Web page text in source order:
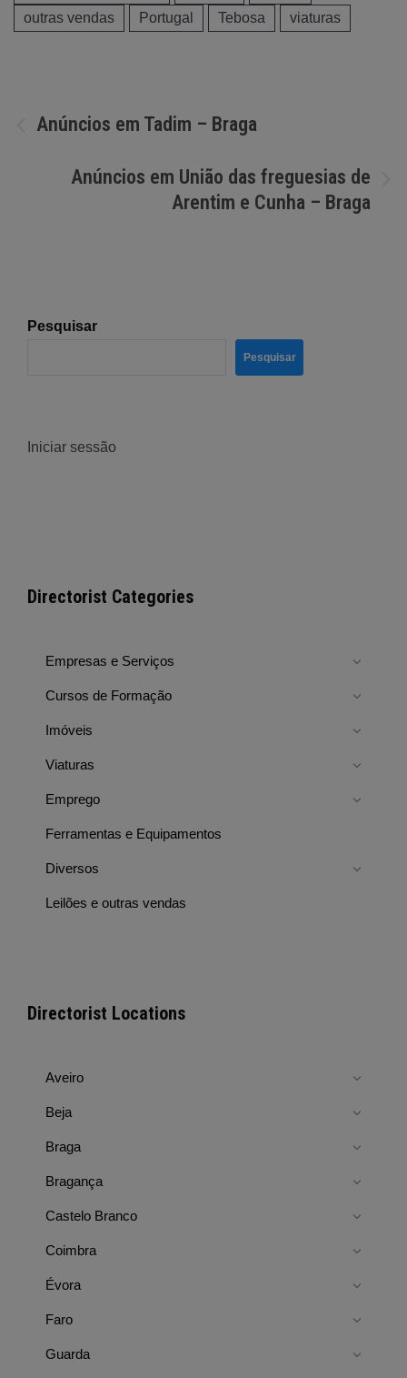
outras vendas
Portugal Tebosa viaturas
Navegação
Anúncios em Tadim – Braga
Anúncios em União das freguesias de
Arentim e Cunha – Braga
Pesquisar
Pesquisar
Iniciar sessão
Directorist Categories
Empresas e Serviços
Cursos de Formação
Imóveis
Viaturas
Emprego
Ferramentas e Equipamentos
Diversos
Leilões e outras vendas
Directorist Locations
Aveiro
Beja
Braga
Bragança
Castelo Branco
Coimbra
Évora
Faro
Guarda